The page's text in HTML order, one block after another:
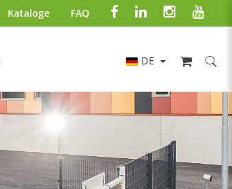
Kataloge FAQ
DE